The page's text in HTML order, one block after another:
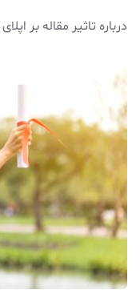
درباره تاثیر مقاله بر اپلای